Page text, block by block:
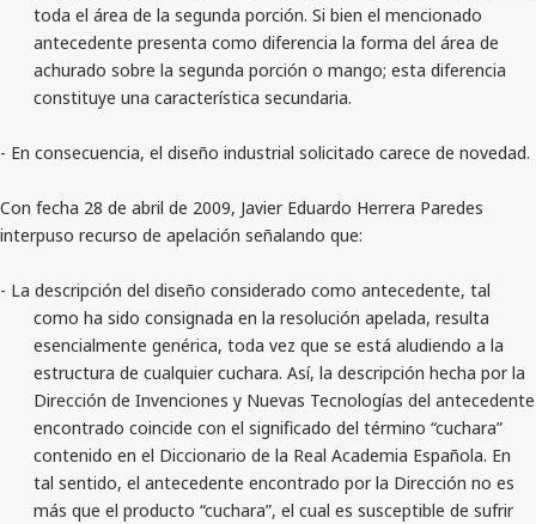
toda el área de la segunda porción. Si bien el mencionado
antecedente presenta como diferencia la forma del área de
achurado sobre la segunda porción o mango; esta diferencia
constituye una característica secundaria.
- En consecuencia, el diseño industrial solicitado carece de novedad.
Con fecha 28 de abril de 2009, Javier Eduardo Herrera Paredes
interpuso recurso de apelación señalando que:
- La descripción del diseño considerado como antecedente, tal
como ha sido consignada en la resolución apelada, resulta
esencialmente genérica, toda vez que se está aludiendo a la
estructura de cualquier cuchara. Así, la descripción hecha por la
Dirección de Invenciones y Nuevas Tecnologías del antecedente
encontrado coincide con el significado del término “cuchara”
contenido en el Diccionario de la Real Academia Española. En
tal sentido, el antecedente encontrado por la Dirección no es
más que el producto “cuchara”, el cual es susceptible de sufrir